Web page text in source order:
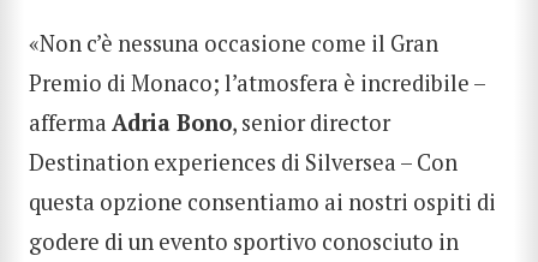
«Non c’è nessuna occasione come il Gran
Premio di Monaco; l’atmosfera è incredibile –
afferma Adria Bono, senior director
Destination experiences di Silversea – Con
questa opzione consentiamo ai nostri ospiti di
godere di un evento sportivo conosciuto in